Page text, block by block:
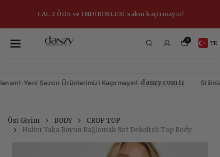
3 AL 2 ÖDE ve İNDİRİMLERİ sakın kaçırmayın!
0 TR
•Yeni Sezon Ürünlerimizi Kaçırmayın!•danzy.com.tr Stiliniz,
Üst Giyim BODY
CROP TOP
Halter Yaka Boyun Bağlamalı Sırt Dekolteli Top Body